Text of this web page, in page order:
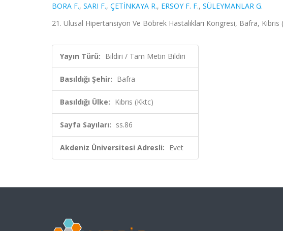
BORA F., SARI F., ÇETİNKAYA R., ERSOY F. F., SÜLEYMANLAR G.
21. Ulusal Hipertansiyon Ve Böbrek Hastalıkları Kongresi, Bafra,
Yayın Türü: Bildiri / Tam Metin Bildiri
Basıldığı Şehir: Bafra
Basıldığı Ülke: Kıbrıs (Kktc)
Sayfa Sayıları: ss.86
Akdeniz Üniversitesi Adresli: Evet